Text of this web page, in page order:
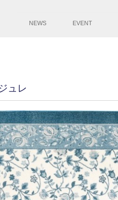
NEWS EVENT
ュレ